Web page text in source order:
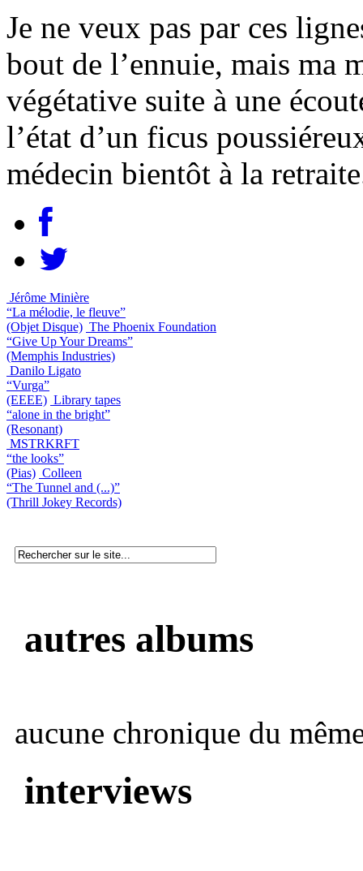
Je ne veux pas par ces
bout de l’ennuie, mais ma
végétative suite à une
l’état d’un ficus
médecin bientôt à la
Jérôme Minière
“La mélodie, le fleuve”
(Objet Disque) The Phoenix Foundation
“Give Up Your Dreams”
(Memphis Industries)
Danilo Ligato
“Vurga”
(EEEE) Library tapes
“alone in the bright”
(Resonant)
MSTRKRFT
“the looks”
(Pias) Colleen
“The Tunnel and (...)”
(Thrill Jokey Records)
autres albums
aucune chronique du
interviews